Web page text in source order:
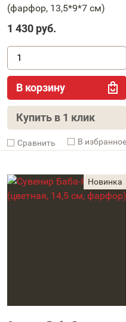
(фарфор, 13,5*9*7 см)
1 430 руб.
В корзину
Купить в 1 клик
Cравнить В избранное